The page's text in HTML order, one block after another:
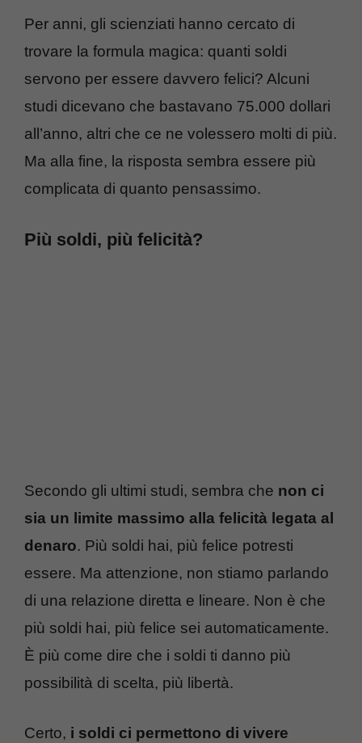
Per anni, gli scienziati hanno cercato di
trovare la formula magica: quanti soldi
servono per essere davvero felici? Alcuni
studi dicevano che bastavano 75.000 dollari
all’anno, altri che ce ne volessero molti di più.
Ma alla fine, la risposta sembra essere più
complicata di quanto pensassimo.
Più soldi, più felicità?
Secondo gli ultimi studi, sembra che non ci
sia un limite massimo alla felicità legata al
denaro. Più soldi hai, più felice potresti
essere. Ma attenzione, non stiamo parlando
di una relazione diretta e lineare. Non è che
più soldi hai, più felice sei automaticamente.
È più come dire che i soldi ti danno più
possibilità di scelta, più libertà.
Certo, i soldi ci permettono di vivere